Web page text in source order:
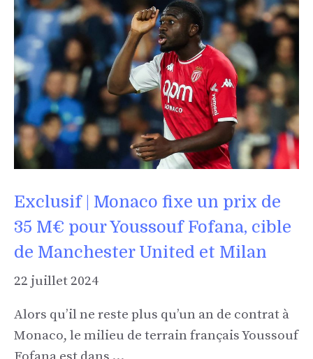
Exclusif | Monaco fixe un prix de
35 M€ pour Youssouf Fofana, cible
de Manchester United et Milan
22 juillet 2024
Alors qu’il ne reste plus qu’un an de contrat à
Monaco, le milieu de terrain français Youssouf